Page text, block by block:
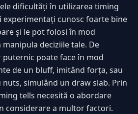
dificultăți în utilizarea timing
experimentați cunosc foarte bine
și le pot folosi în mod
deciziile tale. De
poate face în mod
de un bluff, imitând forța, sau
simulând un draw slab. Prin
tells necesită o abordare
considerare a multor factori.